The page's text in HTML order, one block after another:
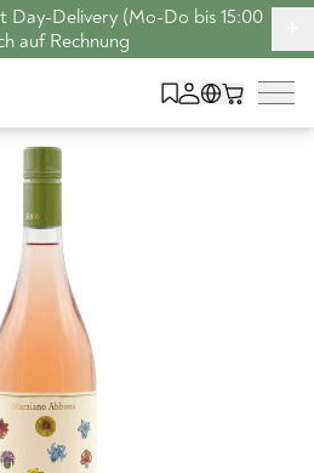
Day-Delivery (Mo-Do bis 15:00
auf Rechnung